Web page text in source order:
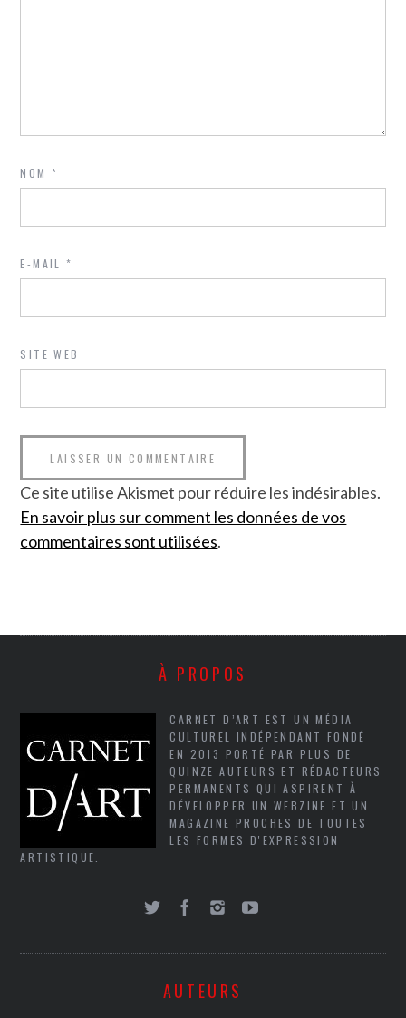
NOM*
E-MAIL*
SITE WEB
Ce site utilise Akismet pour réduire les indésirables.
En savoir plus sur comment les données de vos
commentaires sont utilisées.
À PROPOS
CARNET D’ART EST UN MÉDIA
CULTUREL INDÉPENDANT FONDÉ
EN 2013 PORTÉ PAR PLUS DE
QUINZE AUTEURS ET RÉDACTEURS
PERMANENTS QUI ASPIRENT À
DÉVELOPPER UN WEBZINE ET UN
MAGAZINE PROCHES DE TOUTES
LES FORMES D'EXPRESSION
ARTISTIQUE.
AUTEURS